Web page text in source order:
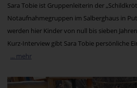
Sara Tobie ist Gruppenleiterin der
Notaufnahmegruppen im Salberghaus in
werden hier Kinder von null bis sieben
Kurz-Interview gibt Sara Tobie persönliche
... mehr